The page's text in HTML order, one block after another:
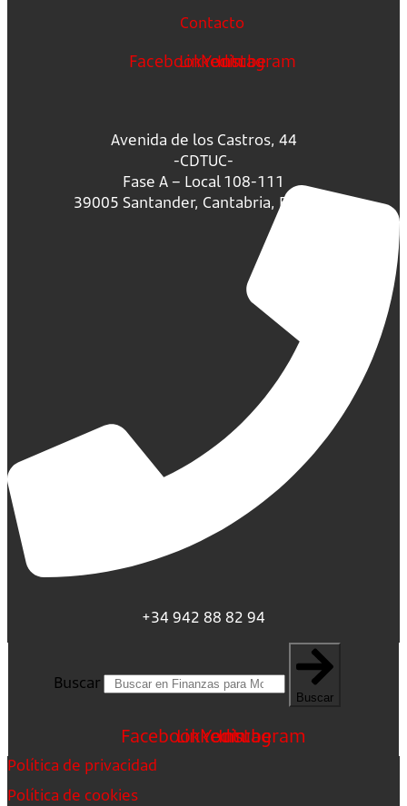
Contacto
FacebookLinkedin
Youtube
Instagram
Avenida de los Castros, 44
-CDTUC-
Fase A – Local 108-111
39005 Santander, Cantabria, España.
+34 942 88 82 94
Buscar
Buscar
FacebookLinkedin
Youtube
Instagram
Política de privacidad
Política de cookies